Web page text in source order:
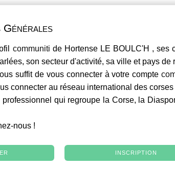
Générales
communiti de Hortense LE BOULC'H , ses
son secteur d'activité, sa ville et pays de
suffit de vous connecter à votre compte
connecter au réseau international des
qui regroupe la Corse, la
nous !
INSCRIPTION